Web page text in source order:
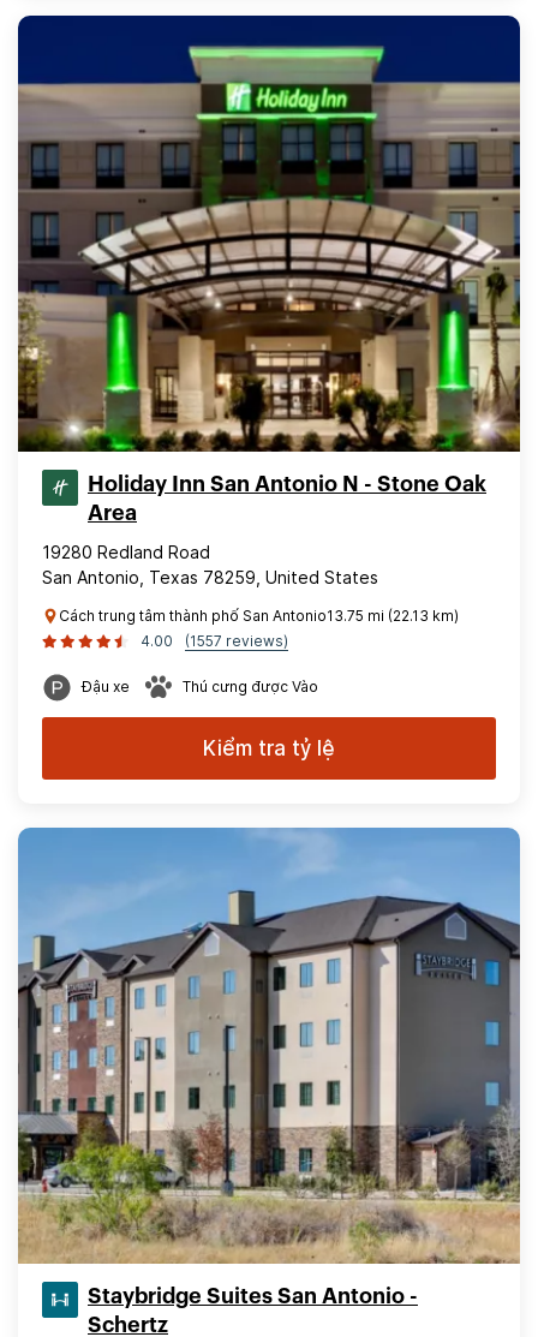
Holiday Inn San Antonio N - Stone Oak
Area
19280 Redland Road
San Antonio, Texas 78259, United States
Cách trung tâm thành phố San Antonio13.75 mi (22.13 km)
4.00
(1557 reviews)
Đậu xe Thú cưng được Vào
Kiểm tra tỷ lệ
Staybridge Suites San Antonio -
Schertz